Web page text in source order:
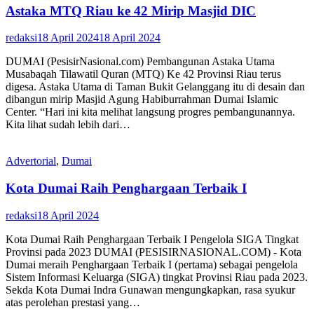
Astaka MTQ Riau ke 42 Mirip Masjid DIC
redaksi18 April 202418 April 2024
DUMAI (PesisirNasional.com) Pembangunan Astaka Utama
Musabaqah Tilawatil Quran (MTQ) Ke 42 Provinsi Riau terus
digesa. Astaka Utama di Taman Bukit Gelanggang itu di desain dan
dibangun mirip Masjid Agung Habiburrahman Dumai Islamic
Center. “Hari ini kita melihat langsung progres pembangunannya.
Kita lihat sudah lebih dari…
Advertorial, Dumai
Kota Dumai Raih Penghargaan Terbaik I
redaksi18 April 2024
Kota Dumai Raih Penghargaan Terbaik I Pengelola SIGA Tingkat
Provinsi pada 2023 DUMAI (PESISIRNASIONAL.COM) - Kota
Dumai meraih Penghargaan Terbaik I (pertama) sebagai pengelola
Sistem Informasi Keluarga (SIGA) tingkat Provinsi Riau pada 2023.
Sekda Kota Dumai Indra Gunawan mengungkapkan, rasa syukur
atas perolehan prestasi yang…